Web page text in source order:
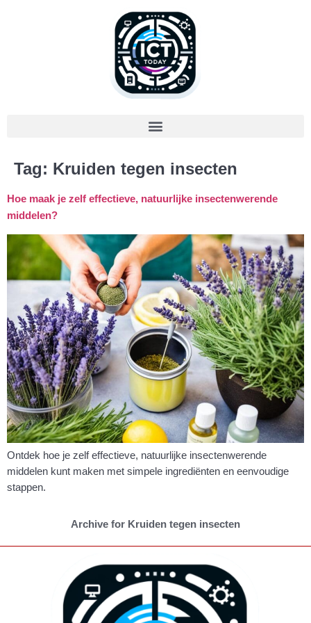
Tag: Kruiden tegen insecten
Hoe maak je zelf effectieve, natuurlijke insectenwerende
middelen?
Ontdek hoe je zelf effectieve, natuurlijke insectenwerende
middelen kunt maken met simpele ingrediënten en eenvoudige
stappen.
Archive for Kruiden tegen insecten